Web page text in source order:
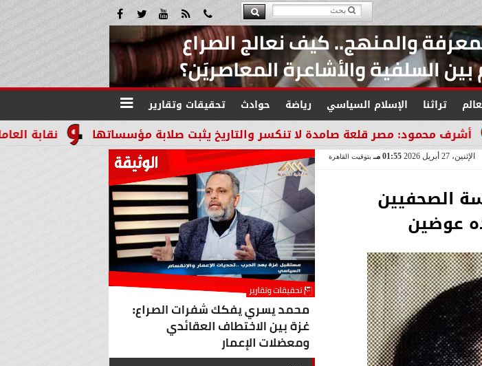
تراثنا الإسلام السياسي رياضة حوادث تحقيقات وتقارير
نقابة العاملين مصر قلعة صامدة لا تنكسر والتاريخ يثبت صلابة مؤسساتها
الإثنين، 27 أبريل 2026 01:55 مـ بتوقيت القاهرة
الصحفيين
عوضين